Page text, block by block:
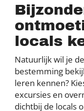
locals
Natuurlijk wil je
bestemming
leren kennen?
excursies en
dichtbij de locals